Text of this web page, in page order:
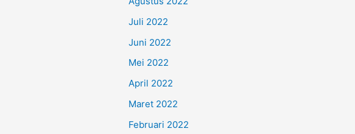
Juli 2022
Juni 2022
Mei 2022
April 2022
Maret 2022
Februari 2022